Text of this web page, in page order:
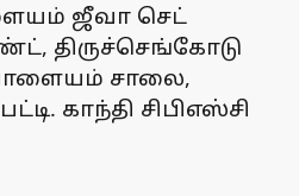
ஜீவா செட்
திருச்செங்கோடு
சாலை,
காந்தி சிபிஎஸ்சி